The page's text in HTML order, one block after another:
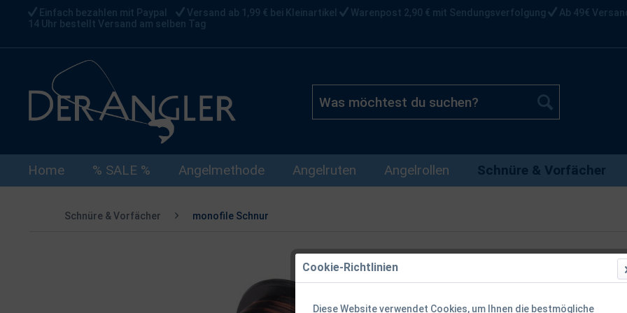
Einfach bezahlen mit Paypal Versand ab 1,99 € bei Kleinartikel Warenpost 2,90 € mit Sendungsverfolgung Ab 49€
14 Uhr bestellt Versand am selben Tag
Home % SALE % Angelmethode Angelruten Angelrollen Schnüre & Vorfächer
Schnüre & Vorfächer monofile Schnur
Spro C-Tec
7,6kg
Cookie-Richtlinien
Diese Website verwendet Cookies, um Ihnen die bestmögliche